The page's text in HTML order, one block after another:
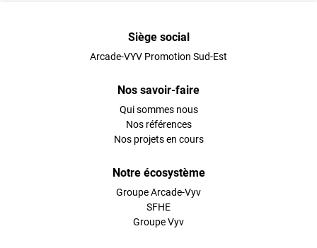
Siège social
Arcade-VYV Promotion Sud-Est
Nos savoir-faire
Qui sommes nous
Nos références
Nos projets en cours
Notre écosystème
Groupe Arcade-Vyv
SFHE
Groupe Vyv